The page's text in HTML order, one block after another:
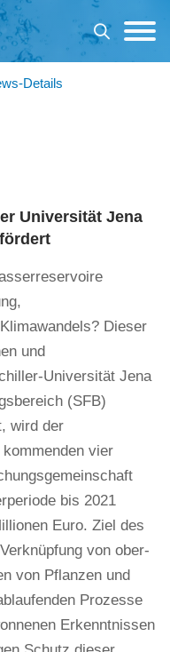
Details
Universität Jena
Dieser
und
Universität Jena
(SFB)
wird der
vier
bis 2021
Euro. Ziel des
von ober-
von Pflanzen und
Prozesse
Erkenntnissen